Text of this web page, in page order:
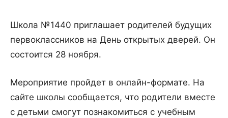
Школа №1440 приглашает родителей будущих
первоклассников на День открытых дверей. Он
состоится 28 ноября.
Мероприятие пройдет в онлайн-формате. На
сайте школы сообщается, что родители вместе
с детьми смогут познакомиться с учебным